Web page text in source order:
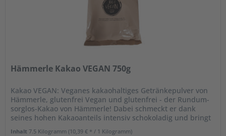
Hämmerle Kakao VEGAN 750g
Kakao VEGAN: Veganes kakaohaltiges Getränkepulver von
Hämmerle, glutenfrei Vegan und glutenfrei - der Rundum-
sorglos-Kakao von Hämmerle! Dabei schmeckt er dank
seines hohen Kakaoanteils intensiv schokoladig und bringt
Inhalt7.5 Kilogramm(10,39 € * / 1 Kilogramm)